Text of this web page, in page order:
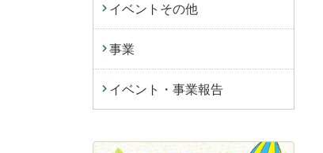
イベントその他
事業
イベント・事業報告